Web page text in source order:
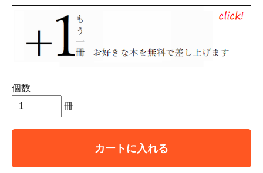
個数
冊
カートに入れる